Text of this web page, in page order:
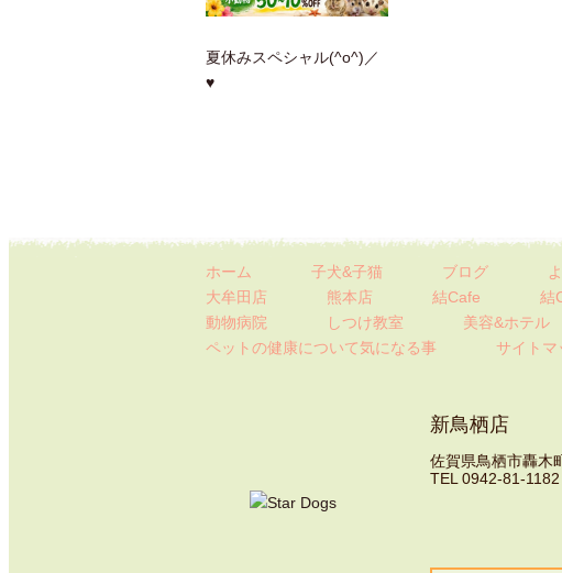
夏休みスペシャル(^o^)／
♥
ホーム 子犬&子猫 ブログ
大牟田店
熊本店 結Cafe 結
動物病院
しつけ教室 美容&ホテル
ペットの健康について気になる事 サイトマ
新鳥栖店
佐賀県鳥栖市轟木
TEL 0942-81-1182